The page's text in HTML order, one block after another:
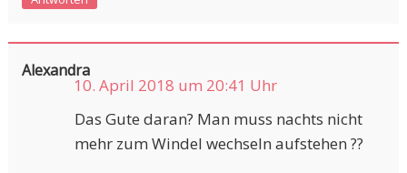
Alexandra
10. April 2018 um 20:41 Uhr
Das Gute daran? Man muss nachts nicht
mehr zum Windel wechseln aufstehen ??